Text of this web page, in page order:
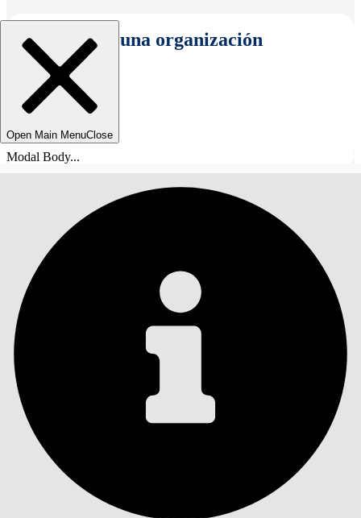
Seleccionar una organización
Open Main MenuClose
Modal Body...
Índice de materias
ÍNDICE DE MATERIAS
Buscar